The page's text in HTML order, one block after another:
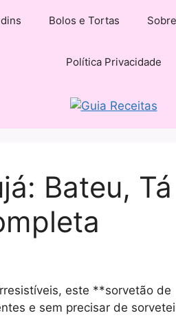
Bolos e Tortas
Política Privacidade
Bateu, Tá
este **sorvetão de
e sem precisar de